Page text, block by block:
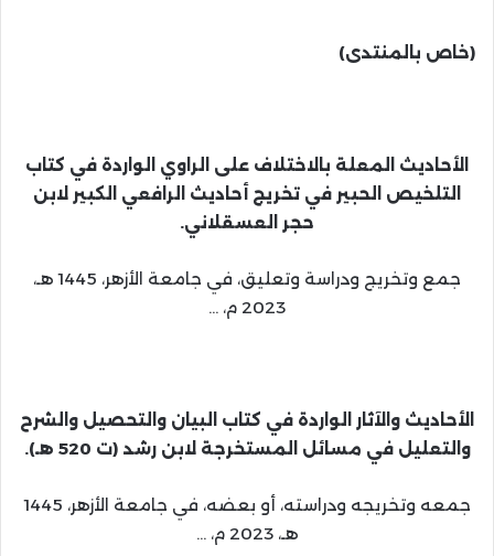
(خاص بالمنتدى)
الأحاديث المعلة بالاختلاف على الراوي الواردة في كتاب
التلخيص الحبير في تخريج أحاديث الرافعي الكبير لابن
حجر العسقلاني.
جمع وتخريج ودراسة وتعليق، في جامعة الأزهر، 1445 هـ،
2023 م، …
الأحاديث والآثار الواردة في كتاب البيان والتحصيل والشرح
والتعليل في مسائل المستخرجة لابن رشد (ت 520 هـ).
جمعه وتخريجه ودراسته، أو بعضه، في جامعة الأزهر، 1445
هـ، 2023 م، …